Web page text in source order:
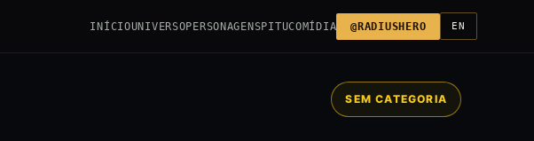
INÍCIOUNIVERSOPERSONAGENSPITUCOMÍDIA @RADIUSHERO EN
SEM CATEGORIA